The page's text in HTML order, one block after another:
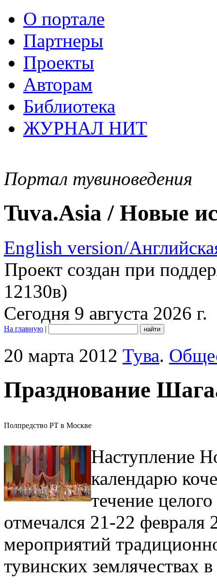
О портале
Партнеры
Проекты
Авторам
Библиотека
ЖУРНАЛ НИТ
Портал тувиноведения
Tuva.Asia / Новые
English version/
Проект создан при
12130в)
Сегодня 9 августа 2026 г.
На главную |
20 марта 2012 Тува.
Празднование
Полпредство РТ в Москве
Наступление
календарю
течение
отмечался 21-22 февраля
мероприятий
тувинских землячествах